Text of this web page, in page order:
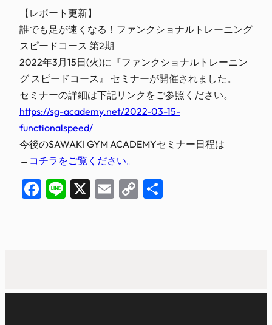
【レポート更新】
誰でも足が速くなる！ファンクショナルトレーニング
スピードコース 第2期
2022年3月15日(火)に『ファンクショナルトレーニン
グ スピードコース』 セミナーが開催されました。
セミナーの詳細は下記リンクをご参照ください。
https://sg-academy.net/2022-03-15-
functionalspeed/
今後のSAWAKI GYM ACADEMYセミナー日程は
→ コチラをご覧ください。
Facebook
Line
X EmailCopy